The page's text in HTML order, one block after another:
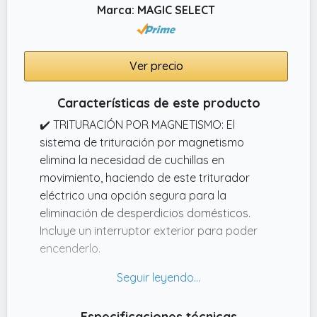
confiable incluso en condiciones de
Marca: MAGIC SELECT
Ver precio
Características de este producto
✔️ TRITURACIÓN POR MAGNETISMO: El
sistema de trituración por magnetismo
elimina la necesidad de cuchillas en
movimiento, haciendo de este triturador
eléctrico una opción segura para la
eliminación de desperdicios domésticos.
Incluye un interruptor exterior para poder
encenderlo.
inoxidable cuenta con una robusta